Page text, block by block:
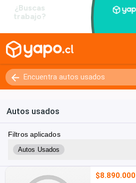
Autos usados
Filtros aplicados
Autos Usados
$8.890.000